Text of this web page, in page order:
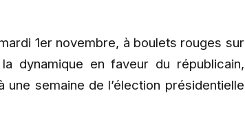
1er novembre, à boulets rouges sur
dynamique en faveur du républicain,
semaine de l’élection présidentielle